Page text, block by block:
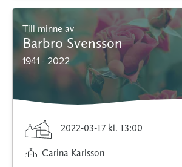
Till minne av
Barbro Svensson
1941 - 2022
2022-03-17 kl. 13:00
Carina Karlsson